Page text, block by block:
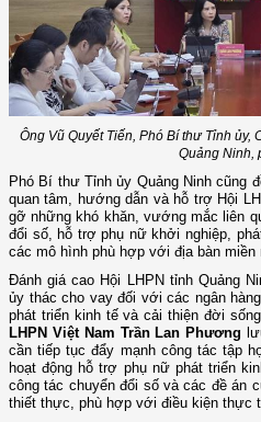
Ông Vũ Quyết Tiến, Phó Bí thư Tỉnh ủy,
Quảng Ninh,
Phó Bí thư Tỉnh ủy Quảng Ninh cũng
quan tâm, hướng dẫn và hỗ trợ Hội
gỡ những khó khăn, vướng mắc liên
đổi số, hỗ trợ phụ nữ khởi nghiệp,
các mô hình phù hợp với địa bàn miền
Đánh giá cao Hội LHPN tỉnh Quảng
ủy thác cho vay đối với các ngân
phát triển kinh tế và cải thiện đời
LHPN Việt Nam Trần Lan Phương
cần tiếp tục đẩy mạnh công tác tập
hoạt động hỗ trợ phụ nữ phát triển
công tác chuyển đổi số và các đề án
thiết thực, phù hợp với điều kiện thực